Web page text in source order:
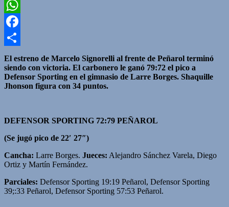
Twitter
WhatsApp
Facebook
Compartir
El estreno de Marcelo Signorelli al frente de Peñarol terminó
siendo con victoria. El carbonero le ganó 79:72 el pico a
Defensor Sporting en el gimnasio de Larre Borges. Shaquille
Jhonson figura con 34 puntos.
DEFENSOR SPORTING 72:79 PEÑAROL
(Se jugó pico de 22′ 27″)
Cancha: Larre Borges. Jueces: Alejandro Sánchez Varela, Diego
Ortiz y Martín Fernández.
Parciales: Defensor Sporting 19:19 Peñarol, Defensor Sporting
39;:33 Peñarol, Defensor Sporting 57:53 Peñarol.